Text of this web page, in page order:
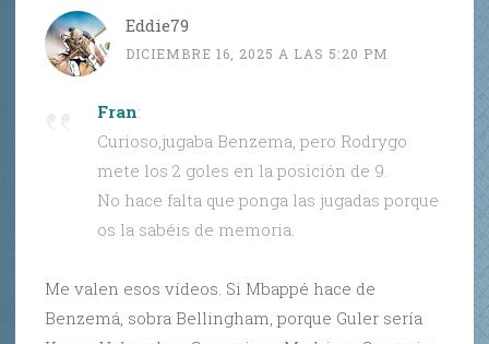
Eddie79
DICIEMBRE 16, 2025 A LAS 5:20 PM
Fran:
Curioso,jugaba Benzema, pero Rodrygo
mete los 2 goles en la posición de 9.
No hace falta que ponga las jugadas porque
os la sabéis de memoria.
Me valen esos vídeos. Si Mbappé hace de
Benzemá, sobra Bellingham, porque Guler sería